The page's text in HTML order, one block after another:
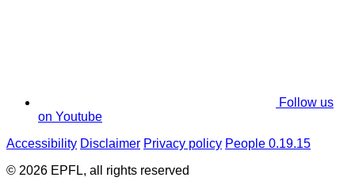
Follow us
on Youtube
Accessibility Disclaimer Privacy policy People 0.19.15
© 2026 EPFL, all rights reserved